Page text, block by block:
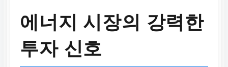
주요 내용
에너지 시장의 강력한
투자 신호